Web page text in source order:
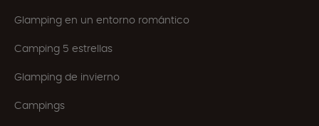
Glamping en un entorno romántico
Camping 5 estrellas
Glamping de invierno
Campings